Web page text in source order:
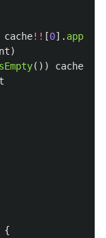
cache!! [0]. apply
)
()) cache
{